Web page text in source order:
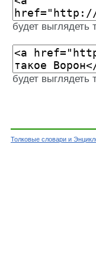
будет выглядеть
будет выглядеть
Толковые словари и